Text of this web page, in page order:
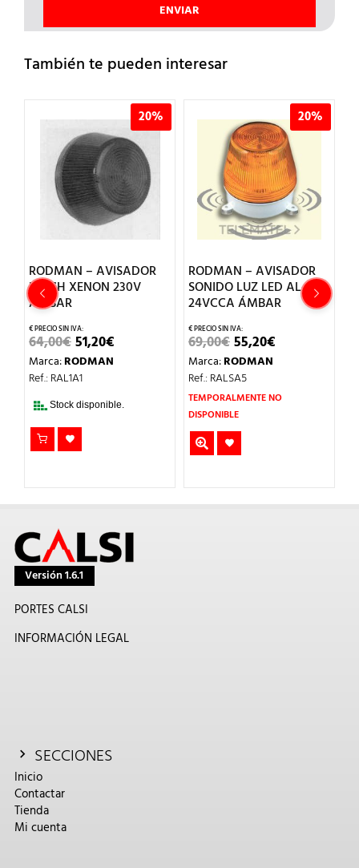
También te pueden interesar
20%
RODMAN – AVISADOR
FLASH XENON 230V
AMBAR
64,00€EL
PRECIO
ORIGINAL
ERA:
51,20€
Marca:RODMAN
Ref.: RAL1A1
Stock disponible.
20%
RODMAN – AVISADOR
SONIDO LUZ LED AL-S
24VCCA ÁMBAR
69,00€EL
PRECIO
ORIGINAL
ERA:
69,00€.
55,20€
55,20€.
Marca:RODMAN
Ref.: RALSA5
TEMPORALMENTE NO
DISPONIBLE
Versión 1.6.1
PORTES CALSI
INFORMACIÓN LEGAL
SECCIONES
Inicio
Contactar
Tienda
Mi cuenta